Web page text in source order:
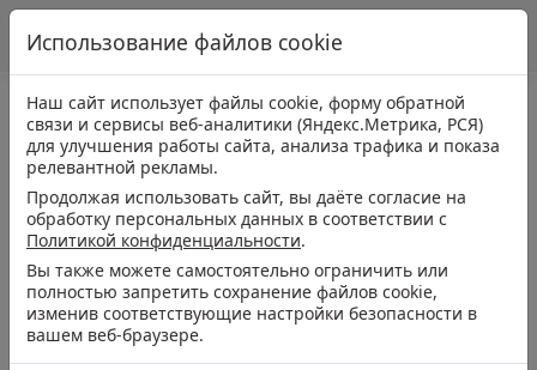
Использование файлов cookie
Наш сайт использует файлы cookie, форму обратной
связи и сервисы веб-аналитики (Яндекс.Метрика, РСЯ)
для улучшения работы сайта, анализа трафика и показа
релевантной рекламы.
Продолжая использовать сайт, вы даёте согласие на
обработку персональных данных в соответствии с
Политикой конфиденциальности.
Вы также можете самостоятельно ограничить или
полностью запретить сохранение файлов cookie,
изменив соответствующие настройки безопасности в
вашем веб-браузере.